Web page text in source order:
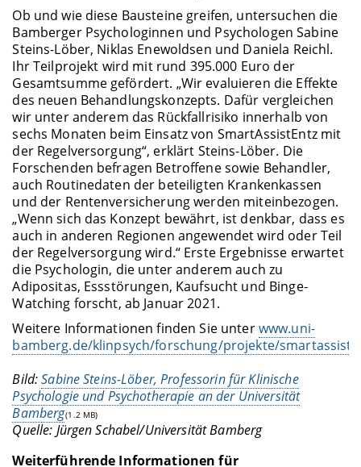
Ob und wie diese Bausteine greifen, untersuchen die
Bamberger Psychologinnen und Psychologen Sabine
Steins-Löber, Niklas Enewoldsen und Daniela Reichl.
Ihr Teilprojekt wird mit rund 395.000 Euro der
Gesamtsumme gefördert. „Wir evaluieren die Effekte
des neuen Behandlungskonzepts. Dafür vergleichen
wir unter anderem das Rückfallrisiko innerhalb von
sechs Monaten beim Einsatz von SmartAssistEntz mit
der Regelversorgung“, erklärt Steins-Löber. Die
Forschenden befragen Betroffene sowie Behandler,
auch Routinedaten der beteiligten Krankenkassen
und der Rentenversicherung werden miteinbezogen.
„Wenn sich das Konzept bewährt, ist denkbar, dass es
auch in anderen Regionen angewendet wird oder Teil
der Regelversorgung wird.“ Erste Ergebnisse erwartet
die Psychologin, die unter anderem auch zu
Adipositas, Essstörungen, Kaufsucht und Binge-
Watching forscht, ab Januar 2021.
Weitere Informationen finden Sie unterwww.uni-
bamberg.de/klinpsych/forschung/projekte/
Bild:Sabine Steins-Löber, Professorin für Klinische
Psychologie und Psychotherapie an der Universität
Bamberg(1.2 MB)
Quelle: Jürgen Schabel/Universität Bamberg
Weiterführende Informationen für